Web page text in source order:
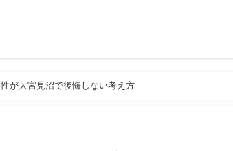
が大宮見沼で後悔しない考え方